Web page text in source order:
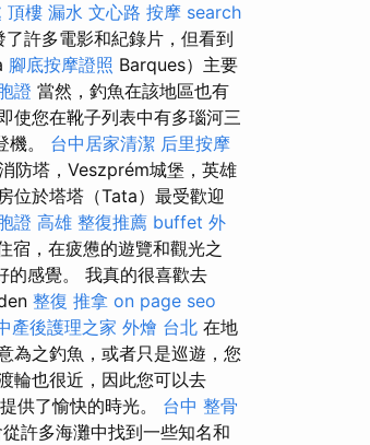
頂樓 漏水 文心路 按摩 search
許多電影和紀錄片，但看到
腳底按摩證照 Barques）主要
證 當然，釣魚在該地區也有
使您在靴子列表中有多瑙河三
機。 台中居家清潔 后里按摩
防塔，Veszprém城堡，英雄
位於塔塔（Tata）最受歡迎
證 高雄 整復推薦 buffet 外
宿，在疲憊的遊覽和觀光之
的感覺。 我真的很喜歡去
整復 推拿 on page seo
產後護理之家 外燴 台北 在地
為之釣魚，或者只是巡遊，您
輪也很近，因此您可以去
供了愉快的時光。 台中 整骨
許多海灘中找到一些知名和